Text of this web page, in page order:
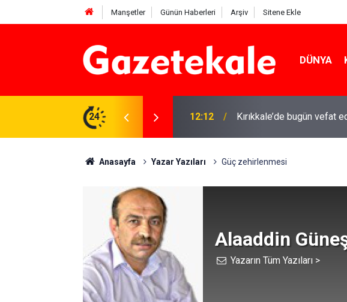
Manşetler Günün Haberleri Arşiv Sitene Ekle
DÜNYA
24
karşı denetimler artırıldı 12:12 Kırıkkale’de bugün vefat
Anasayfa Yazar Yazıları Güç zehirlenmesi
Alaaddin
Yazarın Tüm Yazıları >